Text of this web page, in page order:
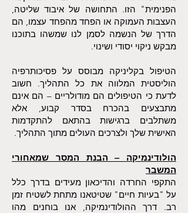
הפנימית" הזו. התחושה של איבוד שליטה,
העצבות העמוקה או הפחד מהפחד עצמו, הם
הדרך של הנשמה לסמן לנו שמשהו בתוכנו
מבקש ניקוי יסודי ושינוי.
הטיפול בקליניקה מבוסס על פסיכותרפיה
הוליסטית המלווה את כל התהליך. חשוב
לדעת כי הטיפולים הם מודולריים – הם אינם
מתבצעים בהכרח בסדר קבוע, אלא
משתלבים ברגישות בהתאם להתקדמות
האישית שלך ולצרכים העולים מתוך התהליך.
הולודינמיקה – הבנת המסר שמאחורי
המשבר
התקפי החרדה והדיכאון מעידים בדרך כלל
על "בעיות חיים" שטיטאנו מתחת לשטיח זמן
רב. דרך ההולודינמיקה, אנו בוחנים מהו